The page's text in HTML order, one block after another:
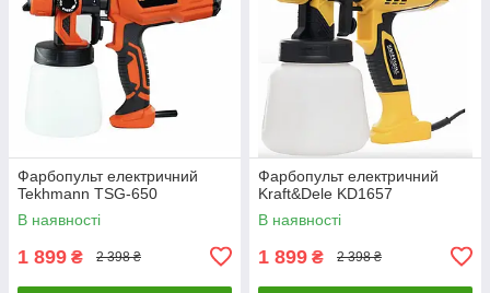
Фарбопульт електричний
Tekhmann TSG-650
В наявності
1 899 ₴ 2 398 ₴
Фарбопульт електричний
Kraft&Dele KD1657
В наявності
1 899 ₴ 2 398 ₴